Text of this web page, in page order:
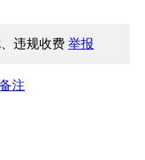
、违规收费举报
备注